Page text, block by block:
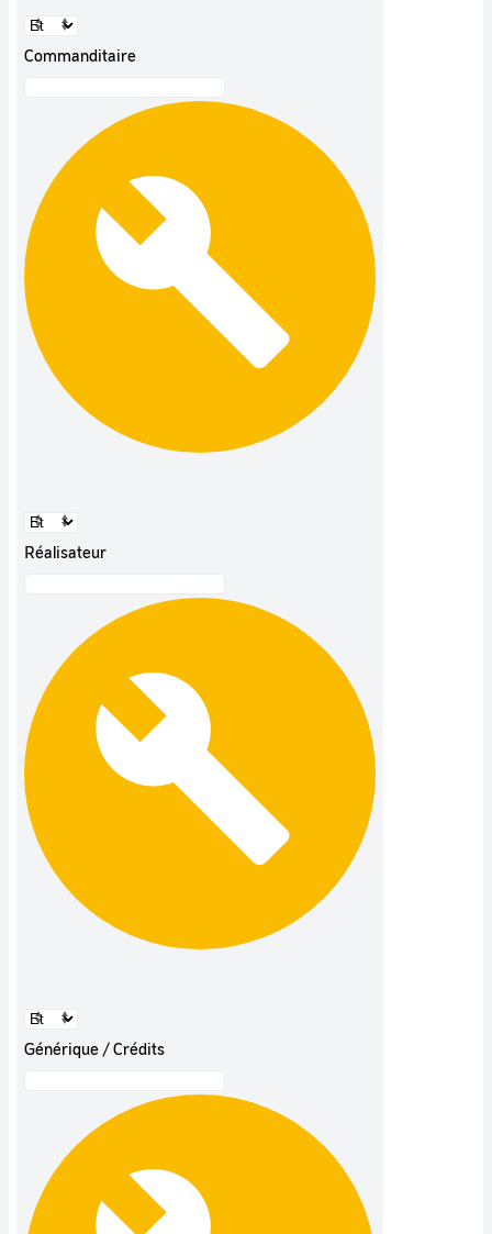
Commanditaire
Réalisateur
Générique / Crédits